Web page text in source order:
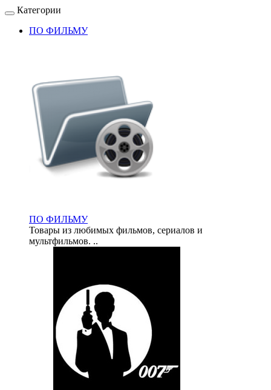
Категории
ПО ФИЛЬМУ
ПО ФИЛЬМУ
Товары из любимых фильмов, сериалов и
мультфильмов. ..